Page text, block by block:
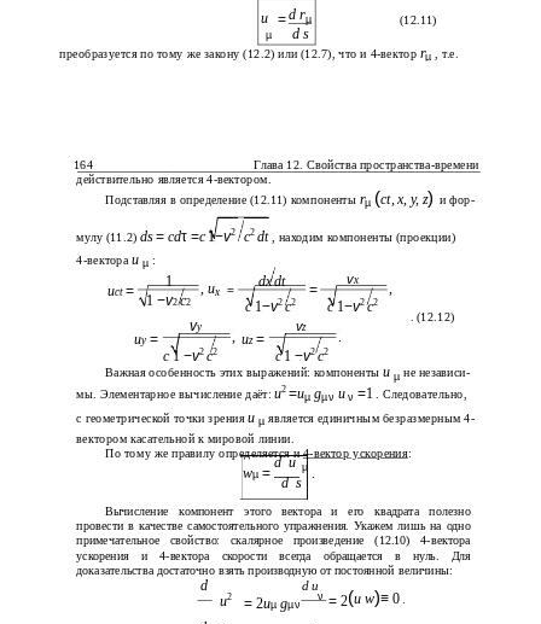
u = d rµ (12.11)
d s
µ
преобразуется по тому же закону (12.2) или (12.7), что и 4-вектор rµ, т.е.
164
Глава 12. Свойства пространства-времени
действительно является 4-вектором.
Подставляя в определение (12.11) компоненты rµ (ct,x, y, z) и фор-
мулу (11.2)ds=cdτ =c1−v2 c2 dt, находим компоненты (проекции)
4-вектораu µ :
uct=
1 , ux =
dx dt =
vx
,
c 1−v2 c2 c 1−v2 c2
1 −v2c2
. (12.12)
vy vz
uy = , uz=
.
c 1 −v2 c2 c1−v2c2
Важная особенность этих выражений: компоненты u µ не независи-
мы. Элементарное вычисление даёт:u2=uµgµν uν=1. Следовательно,
с геометрической точки зренияuµявляется единичным безразмерным 4-
вектором касательной к мировой линии.
По тому же правилу определяется и4-вектор ускорения:
wµ=
d
d
u
s
µ .
Вычисление компонент этого вектора и его квадрата полезно
провести в качестве самостоятельного упражнения. Укажем лишь на одно
примечательное свойство: скалярное произведение (12.10) 4-вектора
ускорения и 4-вектора скорости всегда обращается в нуль. Для
доказательства достаточно взять производную от постоянной величины:
d d u
(u w)≡ 0.
u2 = 2uµgµν
ν = 2